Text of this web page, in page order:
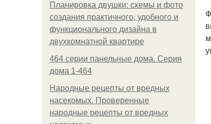
Планировка двушки: схемы и фото
создания практичного, удобного и
функционального дизайна в
двухкомнатной квартире
464 серии панельные дома. Серия
дома 1-464
Народные рецепты от вредных
насекомых. Проверенные
народные рецепты от вредных